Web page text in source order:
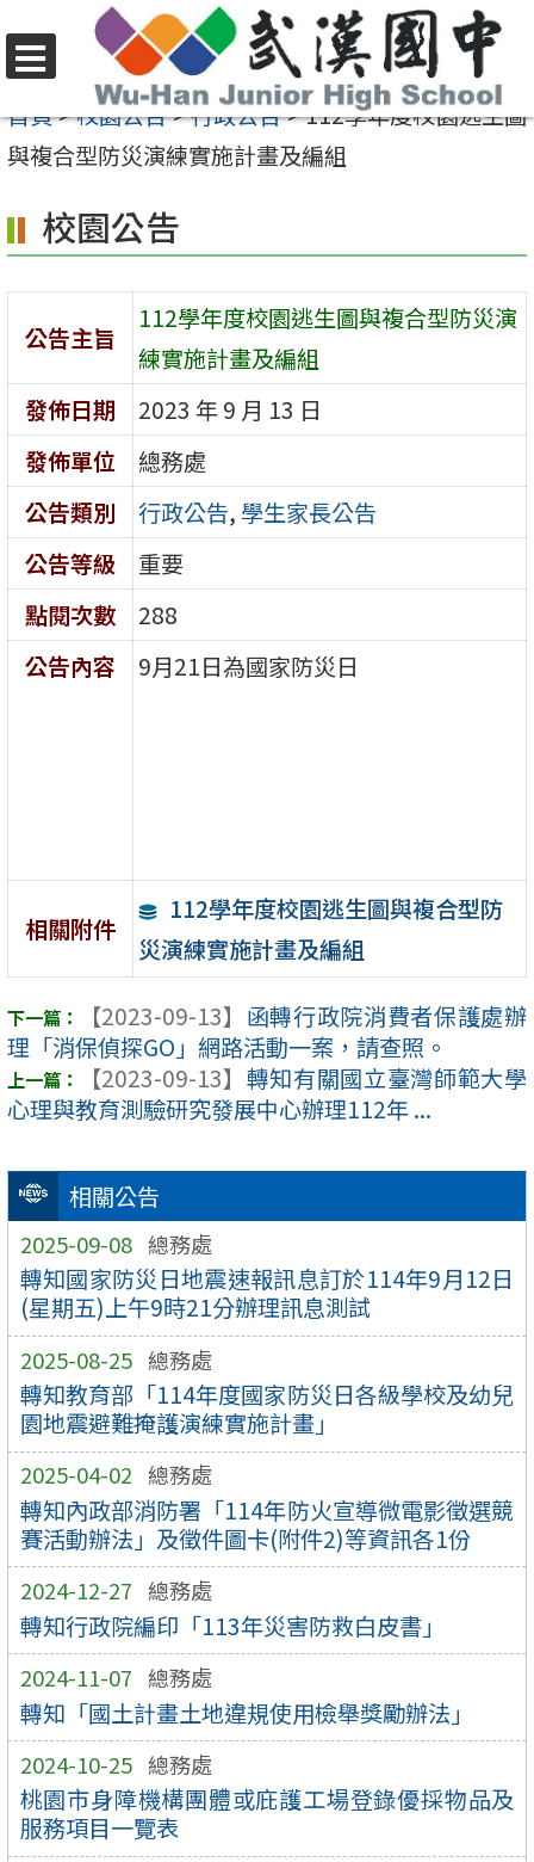
至
要
容
區
選
單
首頁>校園公告>行政公告>112學年度校園逃生圖
與複合型防災演練實施計畫及編組
相關公告
2025-09-08 總務處
轉知國家防災日地震速報訊息訂於114年9月12日
(星期五)上午9時21分辦理訊息測試
2025-08-25 總務處
轉知教育部「114年度國家防災日各級學校及幼兒
園地震避難掩護演練實施計畫」
2025-04-02 總務處
轉知內政部消防署「114年防火宣導微電影徵選競
賽活動辦法」及徵件圖卡(附件2)等資訊各1份
2024-12-27 總務處
轉知行政院編印「113年災害防救白皮書」
2024-11-07 總務處
轉知「國土計畫土地違規使用檢舉獎勵辦法」
2024-10-25 總務處
桃園市身障機構團體或庇護工場登錄優採物品及
服務項目一覽表
校園公告
公告主旨
112學年度校園逃生圖與複合型防災演
練實施計畫及編組
發佈日期
2023 年 9 月 13 日
發佈單位
總務處
公告類別
行政公告, 學生家長公告
公告等級
重要
點閱次數
288
公告內容
9月21日為國家防災日
相關附件
112學年度校園逃生圖與複合型防
災演練實施計畫及編組
【2023-09-13】 函轉行政院消費者保護處辦
理「消保偵探GO」網路活動一案，請查照。
【2023-09-13】 轉知有關國立臺灣師範大學
心理與教育測驗研究發展中心辦理112年 ...